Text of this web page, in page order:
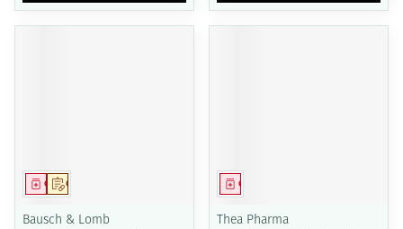
Op voorschrift
Geneesmiddel
Bausch & Lomb
Geneesmiddel
Thea Pharma